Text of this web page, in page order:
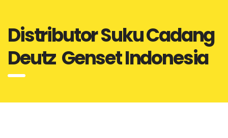
Distributor Suku Cadang
Deutz Genset Indonesia